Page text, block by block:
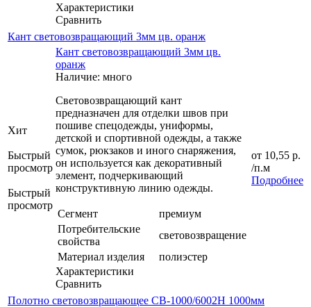
Характеристики
Сравнить
Кант световозвращающий 3мм цв. оранж
Хит
Быстрый
просмотр
Быстрый
просмотр
Кант световозвращающий 3мм цв.
оранж
Наличие: много
Световозвращающий кант
предназначен для отделки швов при
пошиве спецодежды, униформы,
детской и спортивной одежды, а также
сумок, рюкзаков и иного снаряжения,
он используется как декоративный
элемент, подчеркивающий
конструктивную линию одежды.
Сегмент
премиум
Потребительские
свойства
световозвращение
Материал изделия
полиэстер
Характеристики
Сравнить
от 10,55 р.
/п.м
Подробнее
Полотно световозвращающее СВ-1000/6002H 1000мм